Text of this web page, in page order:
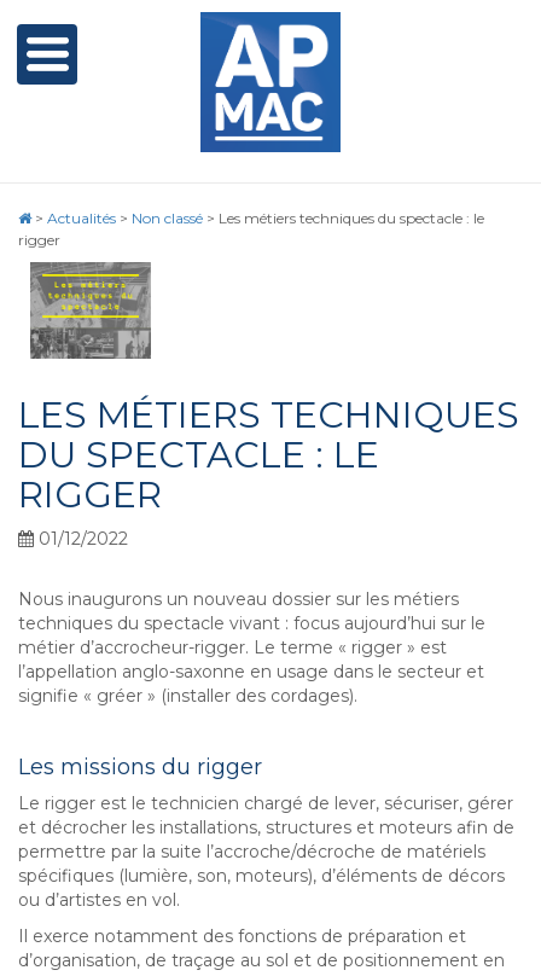
> Actualités > Non classé > Les métiers techniques du spectacle : le
rigger
LES MÉTIERS TECHNIQUES
DU SPECTACLE : LE
RIGGER
01/12/2022
Nous inaugurons un nouveau dossier sur les métiers
techniques du spectacle vivant : focus aujourd’hui sur le
métier d’accrocheur-rigger. Le terme « rigger » est
l’appellation anglo-saxonne en usage dans le secteur et
signifie « gréer » (installer des cordages).
Les missions du rigger
Le rigger est le technicien chargé de lever, sécuriser, gérer
et décrocher les installations, structures et moteurs afin de
permettre par la suite l’accroche/décroche de matériels
spécifiques (lumière, son, moteurs), d’éléments de décors
ou d’artistes en vol.
Il exerce notamment des fonctions de préparation et
d’organisation, de traçage au sol et de positionnement en